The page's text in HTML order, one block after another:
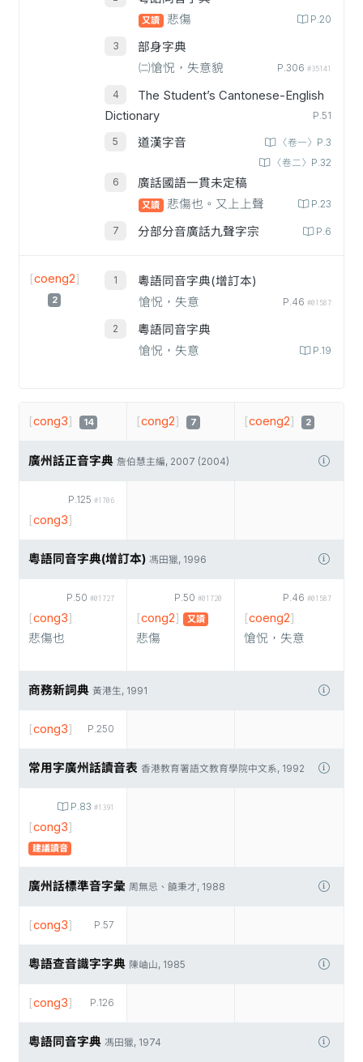
又讀 悲傷 P.20
部身字典
㈡愴怳，失意貌
P.306 #35141
The Student’s Cantonese-English
Dictionary
P.51
道漢字音
〈卷一〉P.3
〈卷二〉P.32
廣話國語一貫未定稿
又讀 悲傷也。又上上聲 P.23
分部分音廣話九聲字宗 P.6
[coeng2]
2
粵語同音字典(增訂本)
愴怳，失意
P.46 #01587
粵語同音字典
愴怳，失意
P.19
[cong3] 14 [cong2] 7 [coeng2] 2
廣州話正音字典 詹伯慧主編, 2007 (2004)
P.125 #1706
[cong3]
粵語同音字典(增訂本) 馮田獵, 1996
P.50 #01727
[cong3]
悲傷也
P.50 #01720
[cong2] 又讀
悲傷
P.46 #01587
[coeng2]
愴怳，失意
商務新詞典 黃港生, 1991
P.250
[cong3]
常用字廣州話讀音表 香港教育署語文教育學院中文系, 1992
P.83 #1391
[cong3]
建議讀音
廣州話標準音字彙 周無忌、饒秉才, 1988
P.57
[cong3]
粵語查音識字字典 陳岫山, 1985
P.126
[cong3]
粵語同音字典 馮田獵, 1974